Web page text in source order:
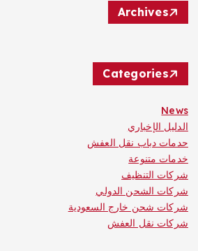
Archives
Categories
News
الدليل الإخباري
حدمات دباب نقل العفش
خدمات متنوعة
شركات التنظيف
شركات الشحن الدولي
شركات شحن خارج السعودية
شركات نقل العفش